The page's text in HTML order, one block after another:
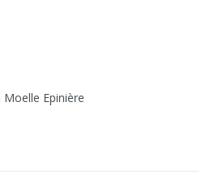
Epinière